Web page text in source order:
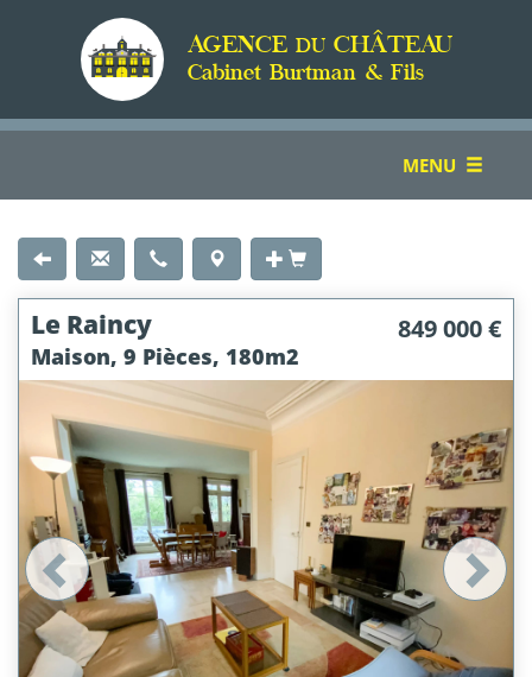
AGENCE DUCHÂTEAU
Cabinet Burtman & Fils
TOGGLE
MENU
Le Raincy 849 000 €
Maison, 9 Pièces, 180m2